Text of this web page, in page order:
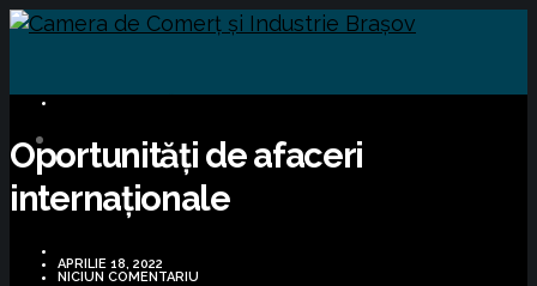
Oportunități de afaceri
internaționale
APRILIE 18, 2022
NICIUN COMENTARIU